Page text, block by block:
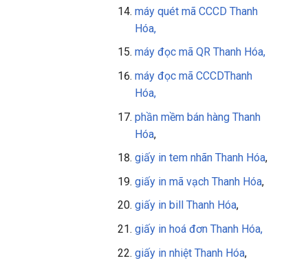
máy quét mã CCCD Thanh
Hóa,
máy đọc mã QR Thanh Hóa,
máy đọc mã CCCDThanh
Hóa,
phần mềm bán hàng Thanh
Hóa,
giấy in tem nhãn Thanh Hóa,
giấy in mã vạch Thanh Hóa,
giấy in bill Thanh Hóa,
giấy in hoá đơn Thanh Hóa,
giấy in nhiệt Thanh Hóa,